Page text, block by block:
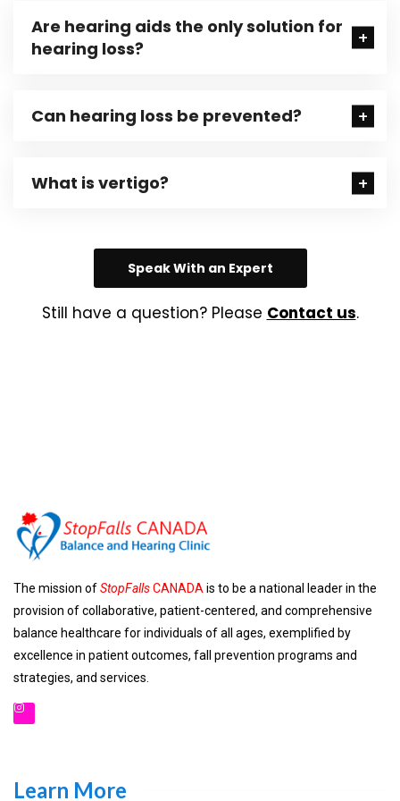
Are hearing aids the only solution for
hearing loss?
Can hearing loss be prevented?
What is vertigo?
Speak With an Expert
Still have a question? Please Contact us.
The mission ofStopFallsCANADA is to be a national leader in the
provision of collaborative, patient-centered, and comprehensive
balance healthcare for individuals of all ages, exemplified by
excellence in patient outcomes, fall prevention programs and
strategies, and services.
Learn More